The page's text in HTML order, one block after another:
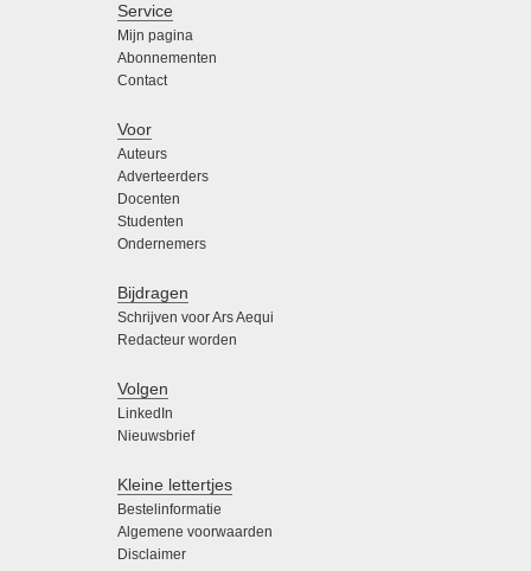
Service
Mijn pagina
Abonnementen
Contact
Voor
Auteurs
Adverteerders
Docenten
Studenten
Ondernemers
Bijdragen
Schrijven voor Ars Aequi
Redacteur worden
Volgen
LinkedIn
Nieuwsbrief
Kleine lettertjes
Bestelinformatie
Algemene voorwaarden
Disclaimer